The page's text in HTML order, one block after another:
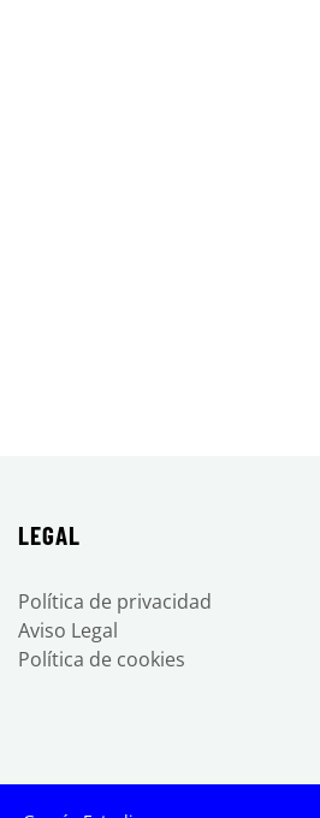
LEGAL
Política de privacidad
Aviso Legal
Política de cookies